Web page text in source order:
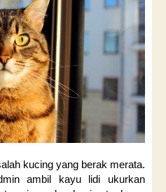
kucing yang berak merata.
ambil kayu lidi ukurkan